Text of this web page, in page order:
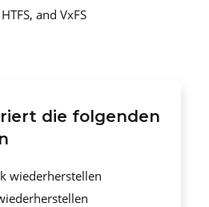
HTFS, and VxFS
die folgenden
wiederherstellen